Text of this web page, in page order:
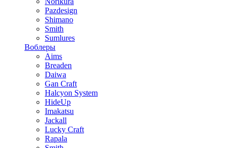
Pazdesign
Shimano
Smith
Sumlures
Воблеры
Aims
Breaden
Daiwa
Gan Craft
Halcyon System
HideUp
Imakatsu
Jackall
Lucky Craft
Rapala